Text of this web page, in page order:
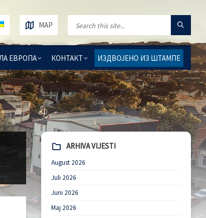
ЕВРОПА КОНТАКТ ИЗДВОЈЕНО ИЗ ШТАМПЕ
MAP
ARHIVA VIJESTI
August 2026
Juli 2026
Juni 2026
Maj 2026